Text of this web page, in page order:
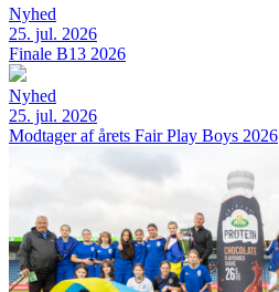
Nyhed
25. jul. 2026
Finale B13 2026
Nyhed
25. jul. 2026
Modtager af årets Fair Play Boys 2026